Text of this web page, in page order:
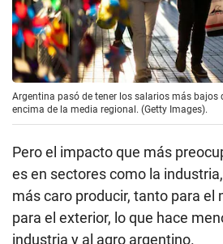
Argentina pasó de tener los salarios más bajos
encima de la media regional. (Getty Images).
Pero el impacto que más
es en sectores como la
más caro producir, tanto para el
para el exterior, lo que hace
industria y al agro argentino.